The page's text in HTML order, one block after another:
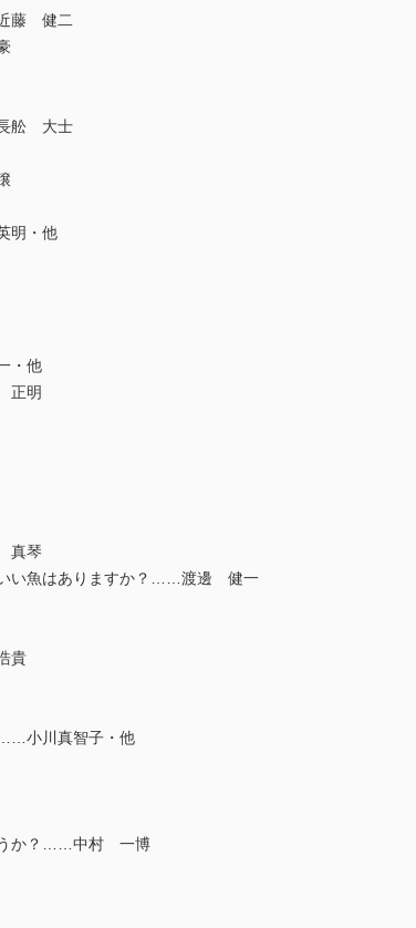
藤 健二
舩 大士
明・他
・他
正明
真琴
い魚はありますか？……渡邊 健一
貴
小川真智子・他
うか？……中村 一博